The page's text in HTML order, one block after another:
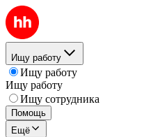
Ищу работу
Ищу работу
Ищу работу
Ищу сотрудника
Помощь
Ещё